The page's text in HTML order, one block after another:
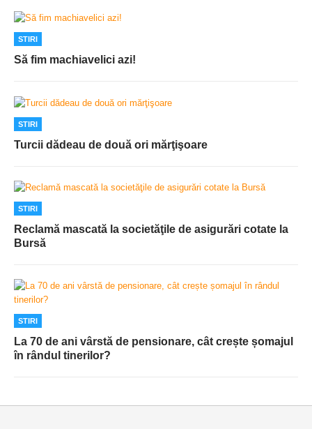
STIRI
Să fim machiavelici azi!
STIRI
Turcii dădeau de două ori mărţişoare
STIRI
Reclamă mascată la societăţile de asigurări cotate la
Bursă
STIRI
La 70 de ani vârstă de pensionare, cât crește șomajul
în rândul tinerilor?